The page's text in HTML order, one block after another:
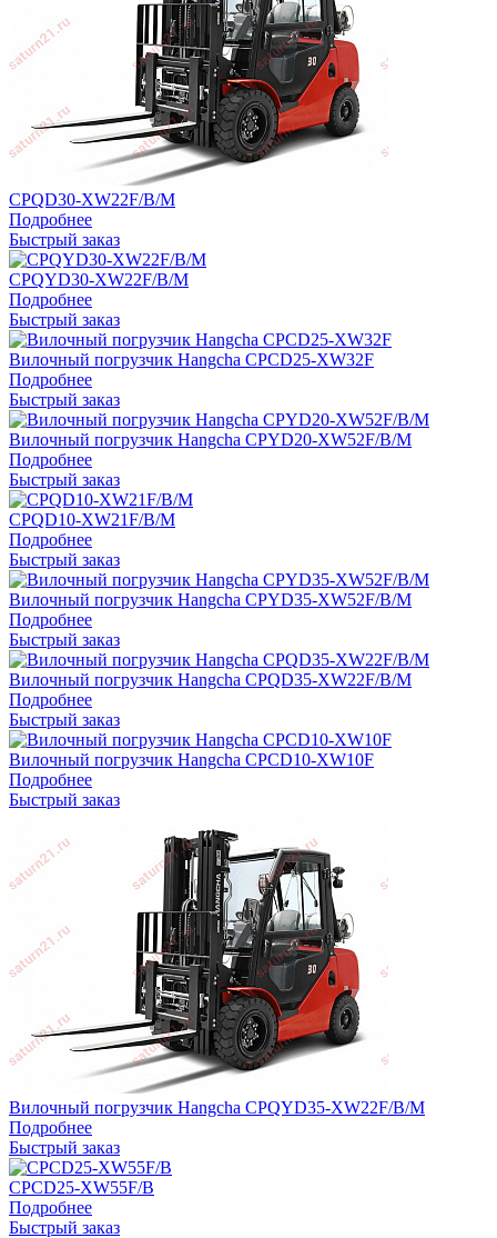
CPQD30-XW22F/B/M
Подробнее
Быстрый заказ
CPQYD30-XW22F/B/M
Подробнее
Быстрый заказ
Вилочный погрузчик Hangcha CPCD25-XW32F
Подробнее
Быстрый заказ
Вилочный погрузчик Hangcha CPYD20-XW52F/B/M
Подробнее
Быстрый заказ
CPQD10-XW21F/B/M
Подробнее
Быстрый заказ
Вилочный погрузчик Hangcha CPYD35-XW52F/B/M
Подробнее
Быстрый заказ
Вилочный погрузчик Hangcha CPQD35-XW22F/B/M
Подробнее
Быстрый заказ
Вилочный погрузчик Hangcha CPCD10-XW10F
Подробнее
Быстрый заказ
Вилочный погрузчик Hangcha CPQYD35-XW22F/B/M
Подробнее
Быстрый заказ
CPCD25-XW55F/B
Подробнее
Быстрый заказ